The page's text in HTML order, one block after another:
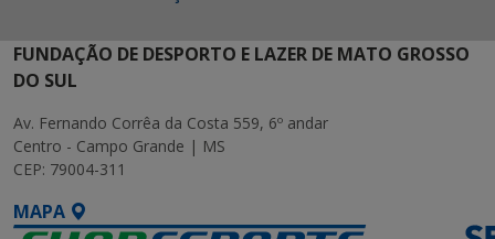
FUNDAÇÃO DE DESPORTO E LAZER DE MATO GROSSO
DO SUL
Av. Fernando Corrêa da Costa 559, 6º andar
Centro - Campo Grande | MS
CEP: 79004-311
MAPA